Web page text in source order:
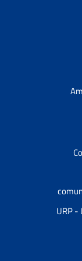
URP -